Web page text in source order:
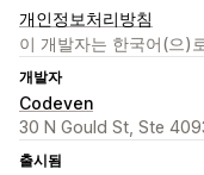
개인정보처리방침
이 개발자는 한국어(으)
개발자
Codeven
30 N Gould St, Ste
출시됨